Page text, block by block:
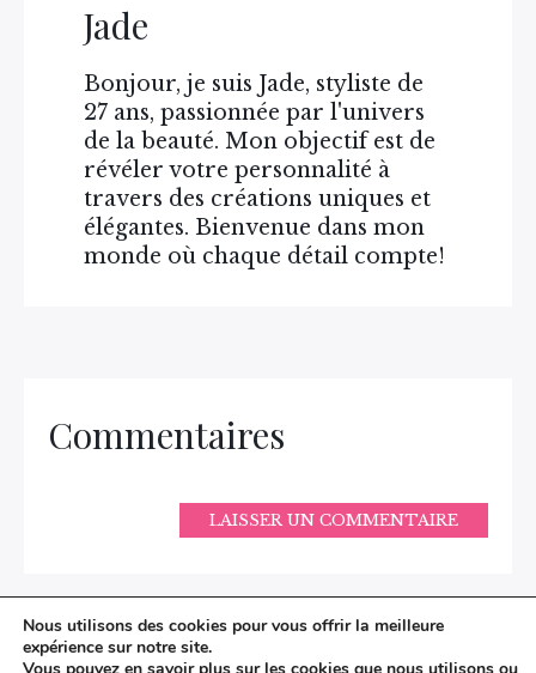
Jade
Bonjour, je suis Jade, styliste de
27 ans, passionnée par l'univers
de la beauté. Mon objectif est de
révéler votre personnalité à
travers des créations uniques et
élégantes. Bienvenue dans mon
monde où chaque détail compte!
Commentaires
LAISSER UN COMMENTAIRE
Nous utilisons des cookies pour vous offrir la meilleure
expérience sur notre site.